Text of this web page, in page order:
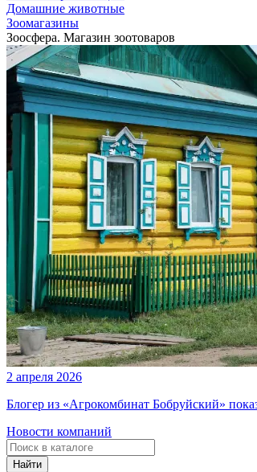
Домашние животные
Зоомагазины
Зоосфера. Магазин зоотоваров
2 апреля 2026
Блогер из «Агрокомбинат Бобруйский»
Новости компаний
Найти